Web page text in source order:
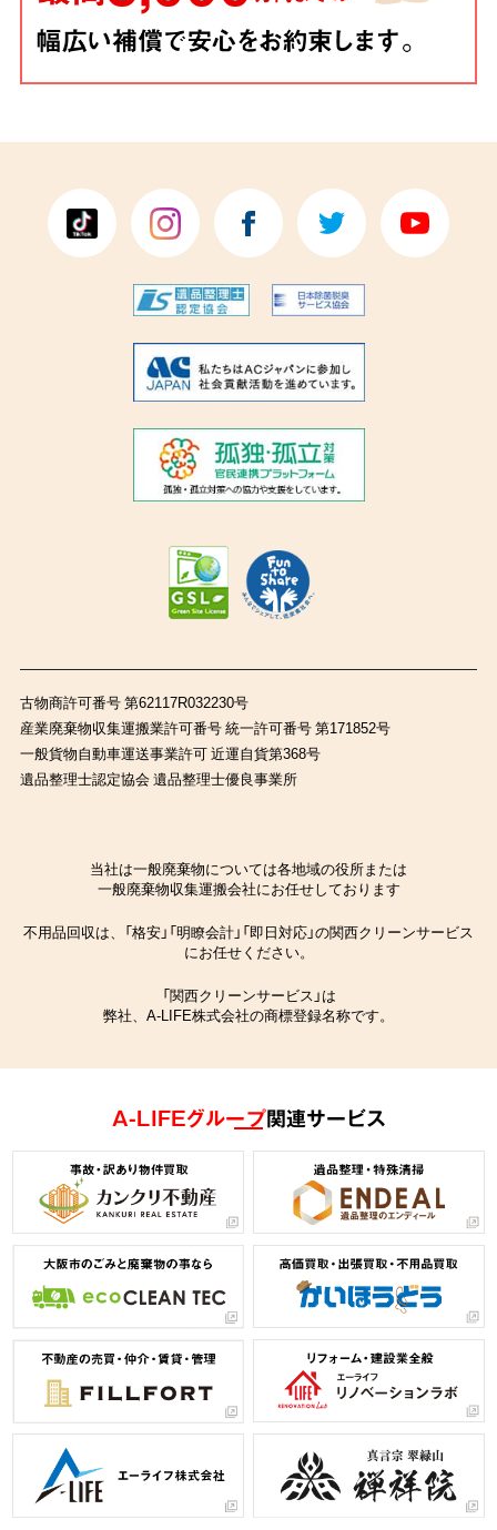
古物商許可番号 第62117R032230号
産業廃棄物収集運搬業許可番号 統一許可番号 第171852号
一般貨物自動車運送事業許可 近運自貨第368号
遺品整理士認定協会 遺品整理士優良事業所
当社は一般廃棄物については各地域の役所または
一般廃棄物収集運搬会社にお任せしております
不用品回収は、「格安」「明瞭会計」「即日対応」の関西クリーンサービス
にお任せください。
「関西クリーンサービス」は
弊社、A-LIFE株式会社の商標登録名称です。
A-LIFEグループ関連サービス